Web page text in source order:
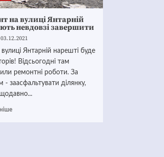
на вулиці Янтарній
невдовзі завершити
вулиці Янтарній нарешті буде
Відсьогодні там
ремонтні роботи. За
- заасфальтувати ділянку,